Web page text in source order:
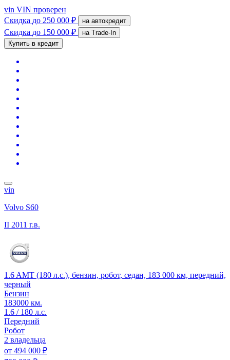
vin VIN проверен
Скидка до 250 000 ₽ на автокредит
Скидка до 150 000 ₽
на Trade-In
Купить в кредит
vin
Volvo S60
II 2011 г.в.
1.6 AMT (180 л.с.), бензин, робот, седан, 183 000 км, передний,
черный
Бензин
183000 км.
1.6 / 180 л.с.
Передний
Робот
2 владельца
от 494 000 ₽